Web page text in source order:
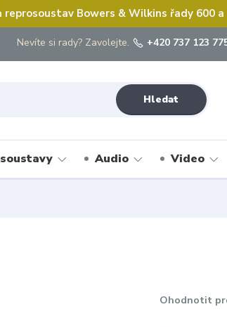
reprosoustav Bowers & Wilkins řady 600 a
Hledat
Nevíte si rady? Zavolejte. +420 737 123
Audio Video
Ohodnotit